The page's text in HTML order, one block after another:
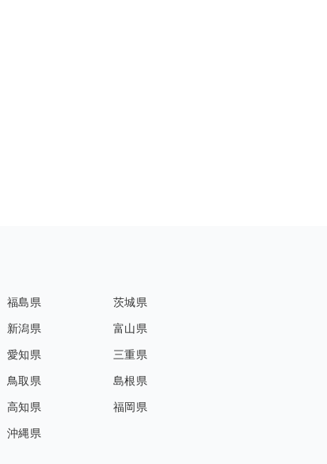
福島県 茨城県
新潟県 富山県
愛知県 三重県
鳥取県 島根県
高知県 福岡県
沖縄県